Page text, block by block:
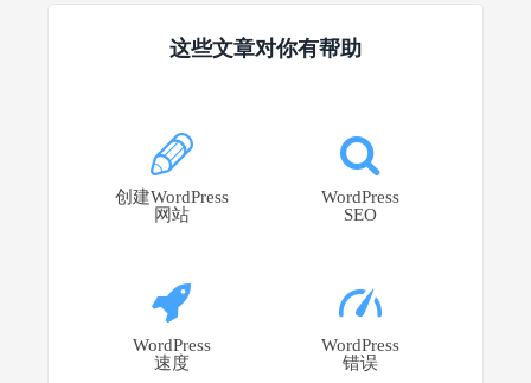
这些文章对你有帮助
创建WordPress
网站
WordPress
SEO
WordPress
速度
WordPress
错误